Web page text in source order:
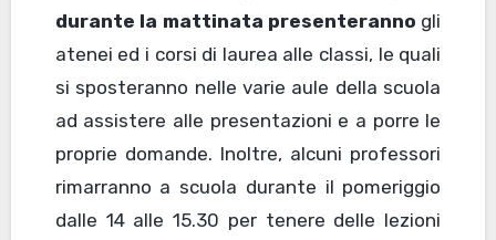
durante la mattinata presenteranno gli
atenei ed i corsi di laurea alle classi, le quali
si sposteranno nelle varie aule della scuola
ad assistere alle presentazioni e a porre le
proprie domande. Inoltre, alcuni professori
rimarranno a scuola durante il pomeriggio
dalle 14 alle 15.30 per tenere delle lezioni